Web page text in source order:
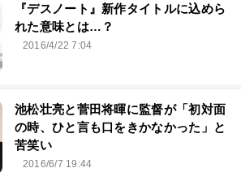
『デスノート』新作タイトルに込めら
れた意味とは…？
2016/4/22 7:04
池松壮亮と菅田将暉に監督が「初対面
の時、ひと言も口をきかなかった」と
苦笑い
2016/6/7 19:44